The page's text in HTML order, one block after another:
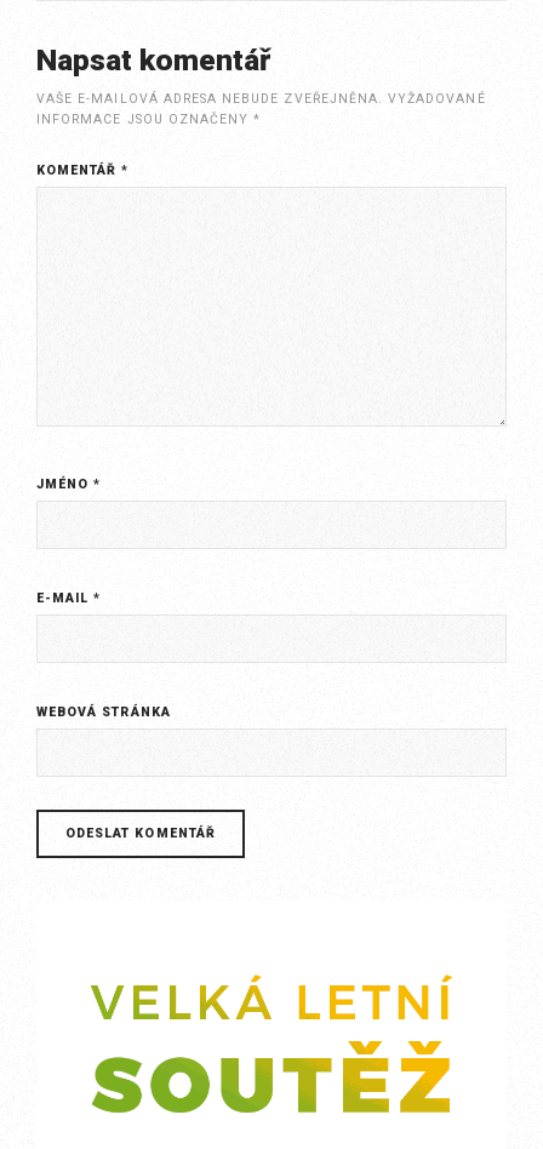
Napsat komentář
VAŠE E-MAILOVÁ ADRESA NEBUDE ZVEŘEJNĚNA. VYŽADOVANÉ
INFORMACE JSOU OZNAČENY*
KOMENTÁŘ*
JMÉNO*
E-MAIL*
WEBOVÁ STRÁNKA